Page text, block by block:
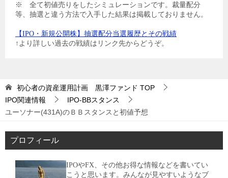
※ 全て初値売りをしたシミュレーションです。裁量配分
等、抽選と違う方法で入手した結果は掲載しておりません。
【IPO・新規公開株】抽選配分当選履歴とその戦績
↑より詳しい過去の戦績はリンク先からどうぞ。
初心者の資産運用計画 黒澤ファンド TOP
IPO関連情報
IPO-BBスタンス
ユーソナー(431A)のＢＢスタンスと初値予想
プロフィール
IPOやFX、その他お得な情報などを書いてい
こうと思います。みんなが見やすいようなブ